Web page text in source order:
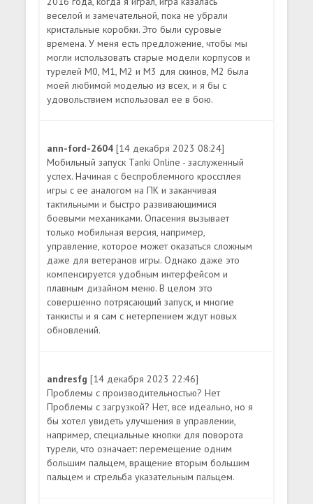
веселой и замечательной, пока не убрали
кристальные коробки. Это были суровые
времена. У меня есть предложение, чтобы мы
могли использовать старые модели корпусов и
турелей M0, M1, M2 и M3 для скинов, M2 была
моей любимой моделью из всех, и я бы с
удовольствием использовал ее в бою.
ann-ford-2604[14 декабря 2023 08:24]
Мобильный запуск Tanki Online - заслуженный
успех. Начиная с беспроблемного кроссплея
игры с ее аналогом на ПК и заканчивая
тактильными и быстро развивающимися
боевыми механиками. Опасения вызывает
только мобильная версия, например,
управление, которое может оказаться сложным
даже для ветеранов игры. Однако даже это
компенсируется удобным интерфейсом и
плавным дизайном меню. В целом это
совершенно потрясающий запуск, и многие
танкисты и я сам с нетерпением ждут новых
обновлений.
andresfg[14 декабря 2023 22:46]
Проблемы с производительностью? Нет
Проблемы с загрузкой? Нет, все идеально, но я
бы хотел увидеть улучшения в управлении,
например, специальные кнопки для поворота
турели, что означает: перемещение одним
большим пальцем, вращение вторым большим
пальцем и стрельба указательным пальцем.